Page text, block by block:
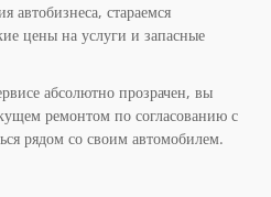
автобизнеса, стараемся
цены на услуги и запасные
абсолютно прозрачен, вы
ремонтом по согласованию с
рядом со своим автомобилем.